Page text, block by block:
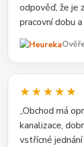
odpověď, že je
pracovní dobu
★★★★★
„Obchod má
kanalizace,
vstřícné